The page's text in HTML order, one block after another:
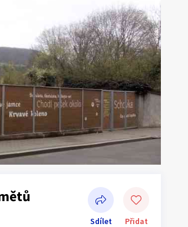
Sdílet Přidat